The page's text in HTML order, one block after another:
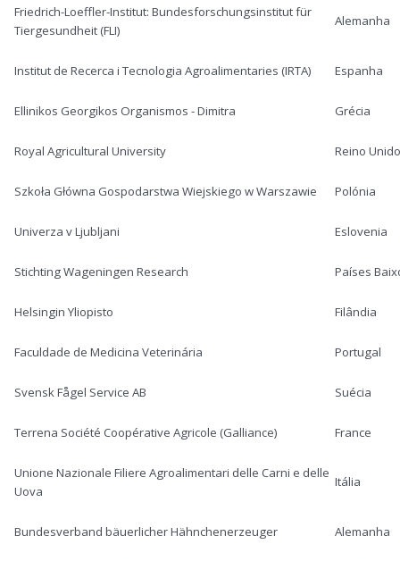
Friedrich-Loeffler-Institut: Bundesforschungsinstitut für
Tiergesundheit (FLI)
Alemanha
Institut de Recerca i Tecnologia Agroalimentaries (IRTA) Espanha
Ellinikos Georgikos Organismos - Dimitra Grécia
Royal Agricultural University Reino Unido
Szkoła Główna Gospodarstwa Wiejskiego w Warszawie Polónia
Univerza v Ljubljani Eslovenia
Stichting Wageningen Research Países
Helsingin Yliopisto Filândia
Faculdade de Medicina Veterinária Portugal
Svensk Fågel Service AB Suécia
Terrena Société Coopérative Agricole (Galliance) France
Unione Nazionale Filiere Agroalimentari delle Carni e delle
Uova
Itália
Bundesverband bäuerlicher Hähnchenerzeuger Alemanha